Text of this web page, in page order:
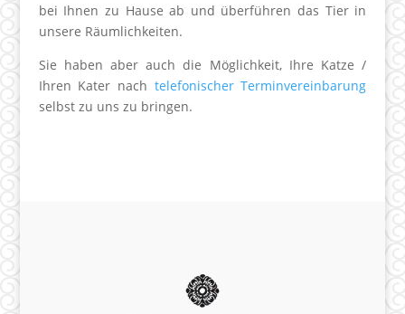
bei Ihnen zu Hause ab und überführen das Tier in
unsere Räumlichkeiten.
Sie haben aber auch die Möglichkeit, Ihre Katze /
Ihren Kater nach telefonischer Terminvereinbarung
selbst zu uns zu bringen.